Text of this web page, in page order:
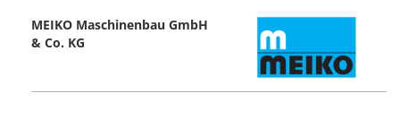
MEIKO Maschinenbau GmbH
& Co. KG